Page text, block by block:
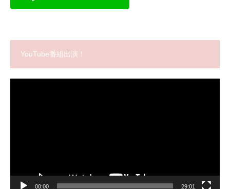
YouTube番組出演！
動
00:00 29:01